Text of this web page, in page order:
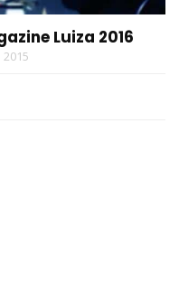
Luiza 2016